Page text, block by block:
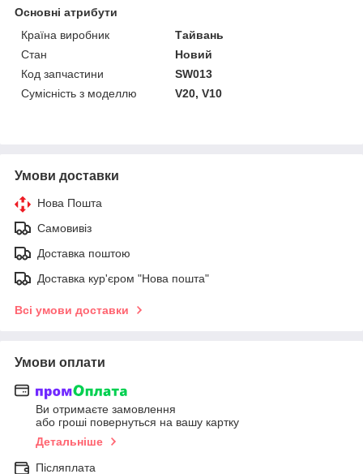
Основні атрибути
Країна виробник
Тайвань
Стан
Новий
Код запчастини
SW013
Сумісність з моделлю
V20, V10
Умови доставки
Нова Пошта
Самовивіз
Доставка поштою
Доставка кур'єром "Нова пошта"
Всі умови доставки
Умови оплати
Ви отримаєте замовлення
або гроші повернуться на вашу картку
Детальніше
Післяплата